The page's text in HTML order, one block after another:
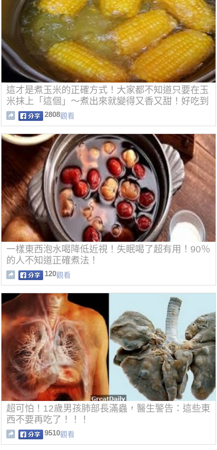
這才是煮玉米的正確方式！大家都不知道只要在玉
米抹上「這個」～煮出來就變得又香又甜！好吃到
飆淚！
2808觀看
一樣東西泡水喝降低近視！失眠喝了超有用！90％
的人不知道正確煮法！
120觀看
超可怕！12歲男孩肺部長滿蟲，醫生警告：這些東
西不要再吃了！！！
9510觀看